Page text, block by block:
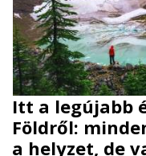
Itt a legújabb
Földről:
a helyzet, de